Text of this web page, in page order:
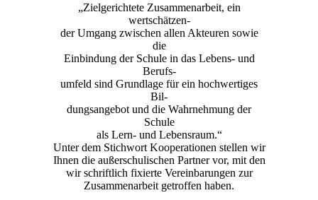
„Zielgerichtete Zusammenarbeit, ein
wertschätzen-
der Umgang zwischen allen Akteuren sowie
die
Einbindung der Schule in das Lebens- und
Berufs-
umfeld sind Grundlage für ein hochwertiges
Bil-
dungsangebot und die Wahrnehmung der
Schule
als Lern- und Lebensraum.“
Unter dem Stichwort Kooperationen stellen wir
Ihnen die außerschulischen Partner vor, mit den
wir schriftlich fixierte Vereinbarungen zur
Zusammenarbeit getroffen haben.